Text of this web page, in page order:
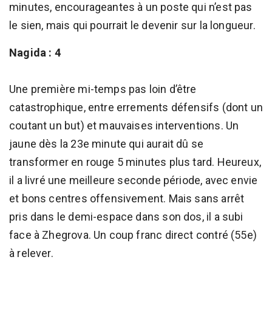
minutes, encourageantes à un poste qui n’est pas
le sien, mais qui pourrait le devenir sur la longueur.
Nagida : 4
Une première mi-temps pas loin d’être
catastrophique, entre errements défensifs (dont un
coutant un but) et mauvaises interventions. Un
jaune dès la 23e minute qui aurait dû se
transformer en rouge 5 minutes plus tard. Heureux,
il a livré une meilleure seconde période, avec envie
et bons centres offensivement. Mais sans arrêt
pris dans le demi-espace dans son dos, il a subi
face à Zhegrova. Un coup franc direct contré (55e)
à relever.